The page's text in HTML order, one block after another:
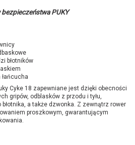
bezpieczeństwa PUKY
błotników
łańcucha
Cyke 18 zapewniane jest dzięki obecności
gripów, odblasków z przodu i tyłu,
a także dzwonka. Z zewnątrz rower
proszkowym, gwarantującym